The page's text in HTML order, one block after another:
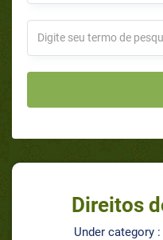
Direitos
Under category :